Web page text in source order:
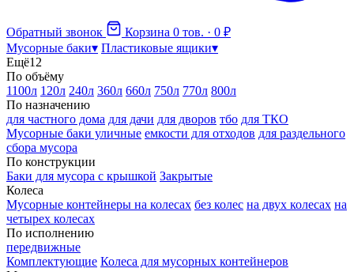
Обратный звонок Корзина 0 тов. · 0 ₽
Мусорные баки▾ Пластиковые ящики▾
Ещё12
По объёму
1100л 120л 240л 360л 660л 750л 770л 800л
По назначению
для частного дома для дачи для дворов тбо для ТКО
Мусорные баки уличные емкости для отходов для раздельного
сбора мусора
По конструкции
Баки для мусора с крышкой Закрытые
Колеса
Мусорные контейнеры на колесах без колес на двух колесах на
четырех колесах
По исполнению
передвижные
Комплектующие Колеса для мусорных контейнеров